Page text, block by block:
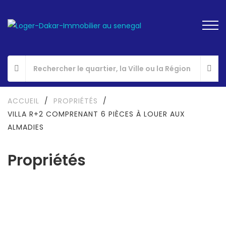
Propriétés
ACCUEIL / PROPRIÉTÉS
/
VILLA R+2 COMPRENANT 6 PIÈCES À LOUER AUX
ALMADIES